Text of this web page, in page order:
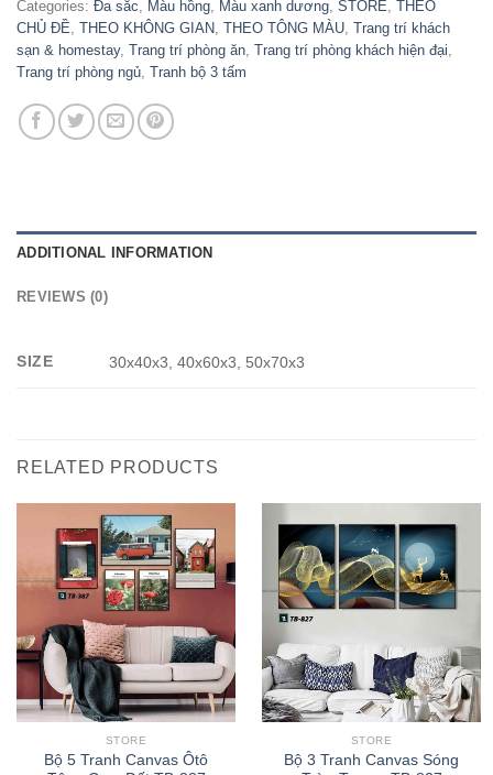
Categories: Đa sắc, Màu hồng, Màu xanh dương, STORE, THEO
CHỦ ĐỀ, THEO KHÔNG GIAN, THEO TÔNG MÀU, Trang trí khách
sạn & homestay, Trang trí phòng ăn, Trang trí phòng khách hiện đại,
Trang trí phòng ngủ, Tranh bộ 3 tấm
ADDITIONAL INFORMATION
REVIEWS (0)
SIZE 30x40x3, 40x60x3, 50x70x3
RELATED PRODUCTS
STORE
Bộ 5 Tranh Canvas Ôtô
STORE
Bộ 3 Tranh Canvas Sóng